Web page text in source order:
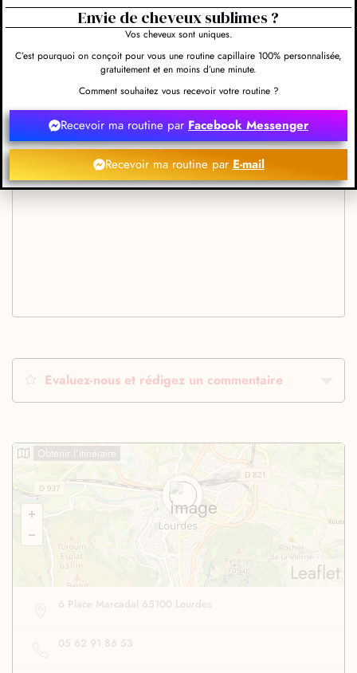
Evaluez-nous et rédigez un commentaire
Leaflet
Obtenir l'itinéraire
6 Place Marcadal 65100 Lourdes
05 62 91 86 53
Envie de cheveux sublimes ?
Vos cheveux sont uniques.
C’est pourquoi on conçoit pour vous une routine capillaire 100% personnalisée,
gratuitement et en moins d’une minute.
Comment souhaitez vous recevoir votre routine ?
Recevoir ma routine parFacebook Messenger
Recevoir ma routine par E-mail